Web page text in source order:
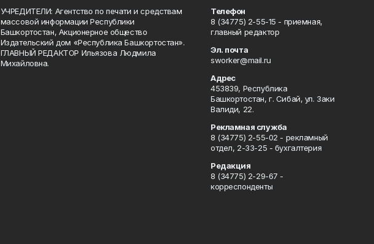
УЧРЕДИТЕЛИ: Агентство по печати и средствам
массовой информации Республики
Башкортостан, Акционерное общество
Издательский дом «Республика Башкортостан».
ГЛАВНЫЙ РЕДАКТОР Ильязова Людмила
Михайловна.
Телефон
8 (34775) 2-55-15 - приемная,
главный редактор
Эл. почта
sworker@mail.ru
Адрес
453839, Республика
Башкортостан, г. Сибай, ул. Заки
Валиди, 22.
Рекламная служба
8 (34775) 2-55-02 - рекламный
отдел, 2-33-25 - бухгалтерия
Редакция
8 (34775) 2-29-67 -
корреспонденты